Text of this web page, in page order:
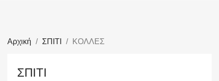
Αρχική ΣΠΙΤΙ ΚΟΛΛΕΣ
ΣΠΙΤΙ